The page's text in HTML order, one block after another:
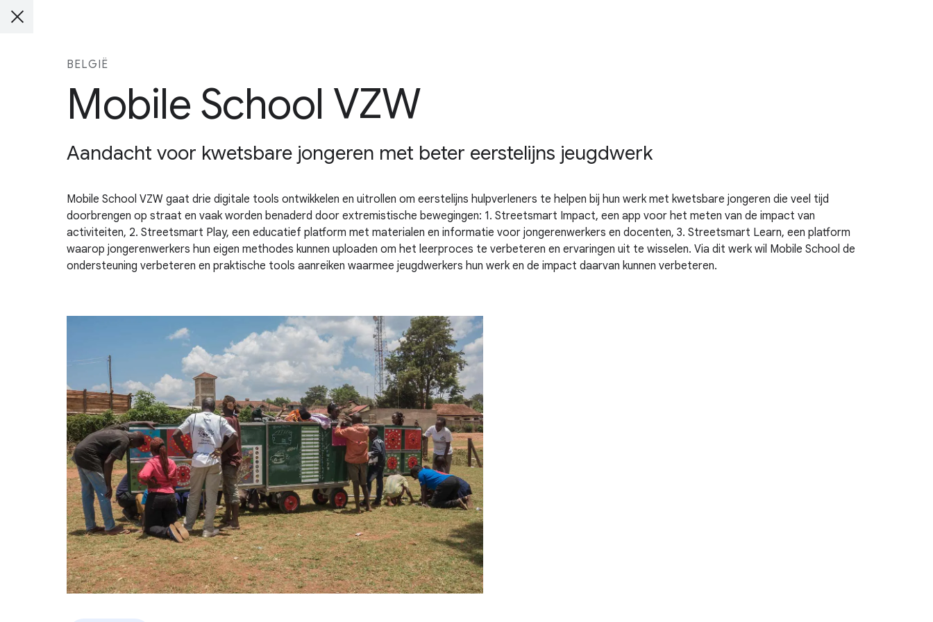
BELGIË
Mobile School VZW
Aandacht voor kwetsbare jongeren met beter eerstelijns jeugdwerk
Mobile School VZW gaat drie digitale tools ontwikkelen en uitrollen om eerstelijns hulpverleners te helpen bij hun werk met kwetsbare jongeren die veel tijd
doorbrengen op straat en vaak worden benaderd door extremistische bewegingen: 1. Streetsmart Impact, een app voor het meten van de impact van
activiteiten, 2. Streetsmart Play, een educatief platform met materialen en informatie voor jongerenwerkers en docenten, 3. Streetsmart Learn, een platform
waarop jongerenwerkers hun eigen methodes kunnen uploaden om het leerproces te verbeteren en ervaringen uit te wisselen. Via dit werk wil Mobile School de
ondersteuning verbeteren en praktische tools aanreiken waarmee jeugdwerkers hun werk en de impact daarvan kunnen verbeteren.